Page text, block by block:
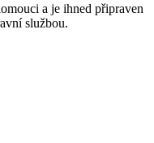
a je ihned připraven
službou.